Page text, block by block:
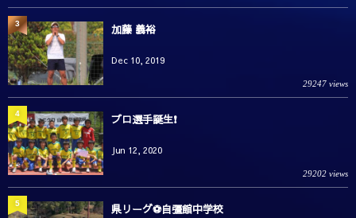
加藤 義裕
Dec 10, 2019
29247 views
3
プロ選手誕生❗️
Jun 12, 2020
29202 views
4
県リーグ⚽️自彊館中学校
5